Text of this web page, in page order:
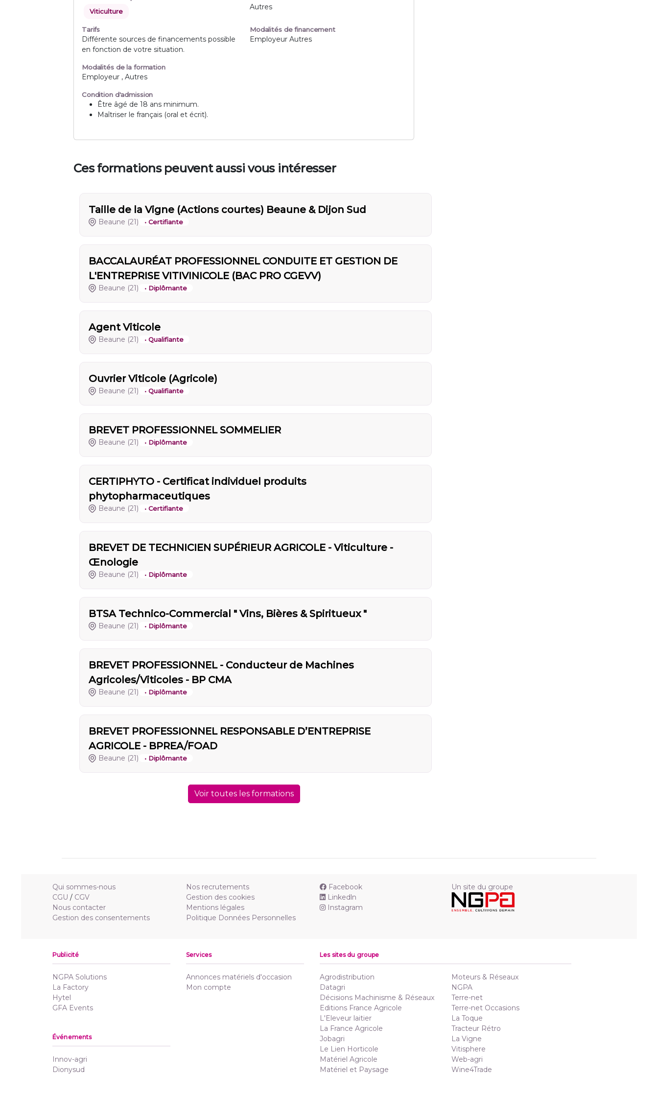
Viticulture
Autres
Tarifs
Différente sources de financements possible
en fonction de votre situation.
Modalités de financement
Employeur Autres
Modalités de la formation
Employeur , Autres
Condition d'admission
Être âgé de 18 ans minimum.
Maîtriser le français (oral et écrit).
Ces formations peuvent aussi vous intéresser
Taille de la Vigne (Actions courtes) Beaune & Dijon Sud
Beaune (21) • Certifiante
BACCALAURÉAT PROFESSIONNEL CONDUITE ET GESTION DE
L'ENTREPRISE VITIVINICOLE (BAC PRO CGEVV)
Beaune (21) • Diplômante
Agent Viticole
Beaune (21) • Qualifiante
Ouvrier Viticole (Agricole)
Beaune (21) • Qualifiante
BREVET PROFESSIONNEL SOMMELIER
Beaune (21) • Diplômante
CERTIPHYTO - Certificat individuel produits
phytopharmaceutiques
Beaune (21) • Certifiante
BREVET DE TECHNICIEN SUPÉRIEUR AGRICOLE - Viticulture -
Œnologie
Beaune (21) • Diplômante
BTSA Technico-Commercial " Vins, Bières & Spiritueux "
Beaune (21) • Diplômante
BREVET PROFESSIONNEL - Conducteur de Machines
Agricoles/Viticoles - BP CMA
Beaune (21) • Diplômante
BREVET PROFESSIONNEL RESPONSABLE D’ENTREPRISE
AGRICOLE - BPREA/FOAD
Beaune (21) • Diplômante
Voir toutes les formations
Qui sommes-nous
CGU / CGV
Nous contacter
Gestion des consentements
Nos recrutements
Gestion des cookies
Mentions légales
Politique Données Personnelles
Facebook
Linkedln
Instagram
Un site du groupe
Publicité
NGPA Solutions
La Factory
Hytel
GFA Events
Services
Annonces matériels d'occasion
Mon compte
Événements
Innov-agri
Dionysud
Les sites du groupe
Agrodistribution
Datagri
Décisions Machinisme & Réseaux
Editions France Agricole
L'Eleveur laitier
La France Agricole
Jobagri
Le Lien Horticole
Matériel Agricole
Matériel et Paysage
Moteurs & Réseaux
NGPA
Terre-net
Terre-net Occasions
La Toque
Tracteur Rétro
La Vigne
Vitisphere
Web-agri
Wine4Trade